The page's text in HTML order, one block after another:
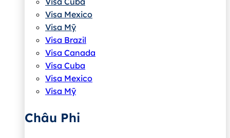
Visa Mexico
Visa Mỹ
Visa Brazil
Visa Canada
Visa Cuba
Visa Mexico
Visa Mỹ
Châu Phi